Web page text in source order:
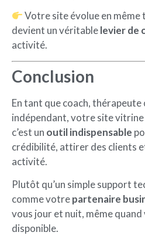
Votre site évolue en même
devient un véritablelevier de
activité.
Conclusion
En tant que coach,
indépendant, votre site vitrine
c’est un outil indispensable
crédibilité, attirer des clients
activité.
Plutôt qu’un simple support
comme votrepartenaire
vous jour et nuit, même quand
disponible.